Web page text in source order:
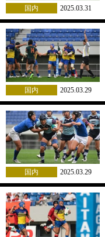
国内 2025.03.31
国内 2025.03.29
国内 2025.03.29